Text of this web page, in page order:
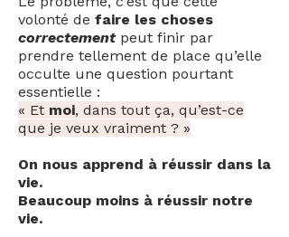
volonté de faire les choses
correctement peut finir par
prendre tellement de place qu’elle
occulte une question pourtant
essentielle :
« Et moi, dans tout ça, qu’est-ce
que je veux vraiment ? »
On nous apprend à réussir dans la
vie.
Beaucoup moins à réussir notre
vie.